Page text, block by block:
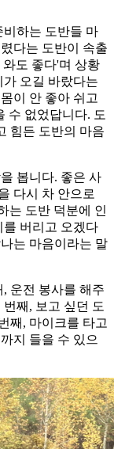
비하는 도반들 마
다는 도반이 속출
도 좋다'며 상황
오길 바랐다는
이 안 좋아 쉬고
수 없었답니다. 도
힘든 도반의 마음
봅니다. 좋은 사
다시 차 안으로
는 도반 덕분에 인
를 버리고 오겠다
는 마음이라는 말
운전 봉사를 해주
째, 보고 싶던 도
째, 마이크를 타고
지 들을 수 있으